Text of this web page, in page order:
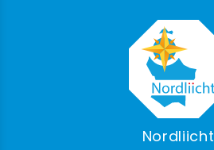
Nordliicht